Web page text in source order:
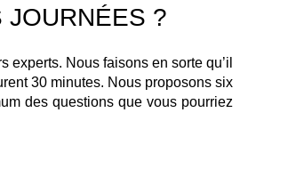
JOURNÉES ?
Nous faisons en sorte qu’il
30 minutes. Nous proposons six
des questions que vous pourriez